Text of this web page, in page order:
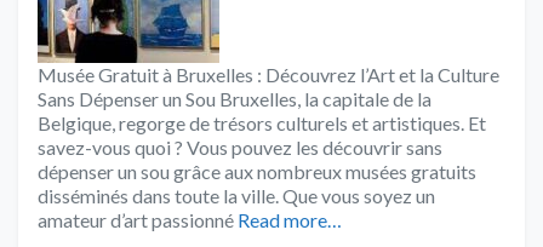
Musée Gratuit à Bruxelles : Découvrez l’Art et la Culture
Sans Dépenser un Sou Bruxelles, la capitale de la
Belgique, regorge de trésors culturels et artistiques. Et
savez-vous quoi ? Vous pouvez les découvrir sans
dépenser un sou grâce aux nombreux musées gratuits
disséminés dans toute la ville. Que vous soyez un
amateur d’art passionné Read more…